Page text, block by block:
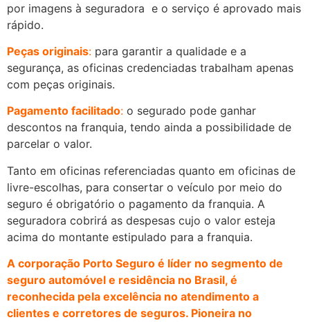
por imagens à seguradora e o serviço é aprovado mais
rápido.
Peças originais: para garantir a qualidade e a
segurança, as oficinas credenciadas trabalham apenas
com peças originais.
Pagamento facilitado: o segurado pode ganhar
descontos na franquia, tendo ainda a possibilidade de
parcelar o valor.
Tanto em oficinas referenciadas quanto em oficinas de
livre-escolhas, para consertar o veículo por meio do
seguro é obrigatório o pagamento da franquia. A
seguradora cobrirá as despesas cujo o valor esteja
acima do montante estipulado para a franquia.
A corporação Porto Seguro é líder no segmento de
seguro automóvel e residência no Brasil, é
reconhecida pela excelência no atendimento a
clientes e corretores de seguros. Pioneira no